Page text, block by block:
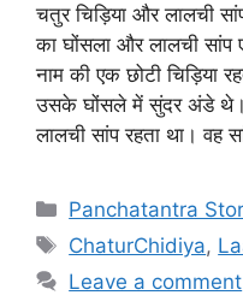
चतुर चिड़िया और लालची
का घोंसला और लालची सांप
नाम की एक छोटी चिड़िया
उसके घोंसले में सुंदर अंडे थे।
लालची सांप रहता था। वह
Categories
Panchatantra
Tags
ChaturChidiya,
Leave a comment